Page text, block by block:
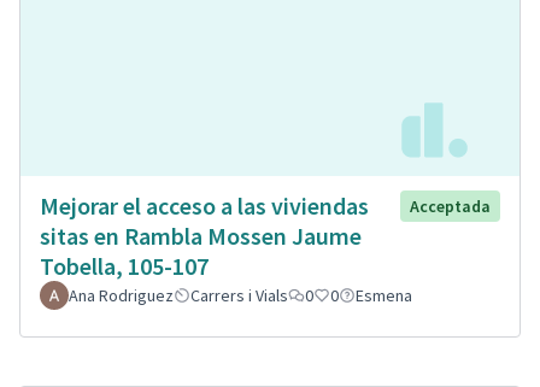
Mejorar el acceso a las viviendas
sitas en Rambla Mossen Jaume
Tobella, 105-107
Acceptada
Ana Rodriguez Carrers i Vials 0 0 Esmena